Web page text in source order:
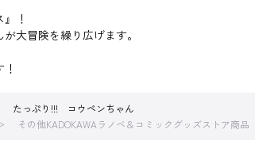
！
大冒険を繰り広げます。
たっぷり!!! コウペンちゃん
その他KADOKAWAラノベ＆コミックグッズストア商品